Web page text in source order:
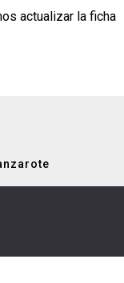
actualizar la ficha